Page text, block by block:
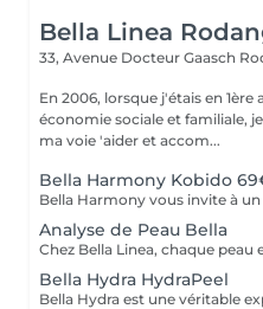
Bella Linea
33, Avenue Docteur Gaasch
En 2006, lorsque j'étais en 1ère
économie sociale et familiale,
ma voie 'aider et accom...
Bella Harmony Kobido
Analyse de Peau Bella
Bella Hydra HydraPeel